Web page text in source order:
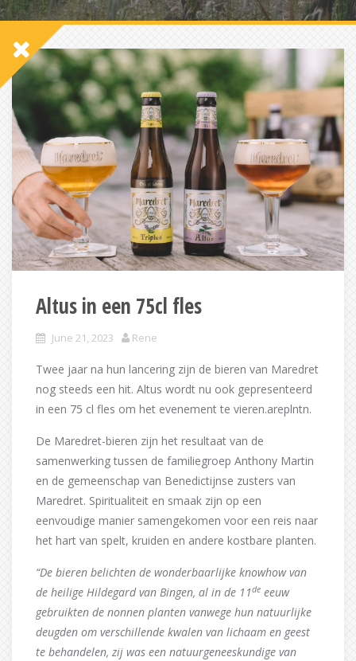
Altus in een 75cl fles
June 21, 2023 Rene
Twee jaar na hun lancering zijn de bieren van Maredret
nog steeds een hit. Altus wordt nu ook gepresenteerd
in een 75 cl fles om het evenement te vieren.areplntn.
De Maredret-bieren zijn het resultaat van de
samenwerking tussen de familiegroep Anthony Martin
en de gemeenschap van Benedictijnse zusters van
Maredret. Spiritualiteit en smaak zijn op een
eenvoudige manier samengekomen voor een reis naar
het hart van spelt, kruiden en andere kostbare planten.
“De bieren belichten de wonderbaarlijke knowhow van
de heilige Hildegard van Bingen, al in de 11de eeuw
gebruikten de nonnen planten vanwege hun natuurlijke
deugden om verschillende kwalen van lichaam en geest
te behandelen, zij was een natuurgeneeskundige van